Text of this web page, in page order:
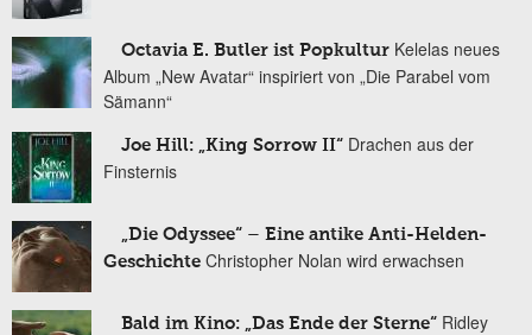
Octavia E. Butler ist Popkultur Kelelas neues
Album „New Avatar“ inspiriert von „Die Parabel vom
Sämann“
Joe Hill: „King Sorrow II“ Drachen aus der
Finsternis
„Die Odyssee“ – Eine antike Anti-Helden-
Geschichte Christopher Nolan wird erwachsen
Bald im Kino: „Das Ende der Sterne“ Ridley